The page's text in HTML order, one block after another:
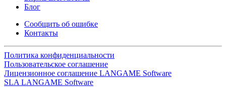
Блог
Сообщить об ошибке
Контакты
Политика конфиденциальности
Пользовательское соглашение
Лицензионное соглашение LANGAME Software
SLA LANGAME Software